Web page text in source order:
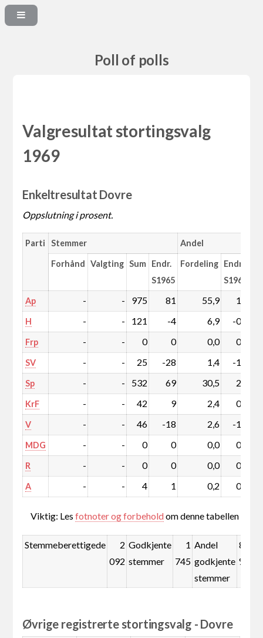
Poll of polls
Valgresultat stortingsvalg
1969
Enkeltresultat Dovre
Oppslutning i prosent.
Parti Stemmer Andel
Forhånd Valgting Sum Endr.
S1965
Fordeling Endr.
S1965
Ap - - 975 81 55,9 1,2
H - - 121 -4 6,9 -0,7
Frp - - 0 0 0,0 0,0
SV - - 25 -28 1,4 -1,8
Sp - - 532 69 30,5 2,2
KrF - - 42 9 2,4 0,4
V - - 46 -18 2,6 -1,3
MDG - - 0 0 0,0 0,0
R - - 0 0 0,0 0,0
A - - 4 1 0,2 0,0
Viktig: Lesfotnoter og forbeholdom denne tabellen
Stemmeberettigede
2
092
Godkjente
stemmer
1
745
Andel
godkjente
stemmer
83,4
%
Øvrige registrerte stortingsvalg - Dovre